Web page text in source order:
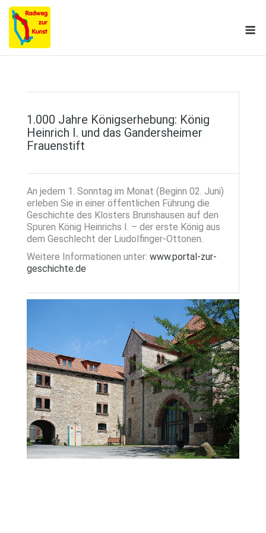
Skip
content
1.000 Jahre Königserhebung: König
Heinrich I. und das Gandersheimer
Frauenstift
An jedem 1. Sonntag im Monat (Beginn 02. Juni)
erleben Sie in einer öffentlichen Führung die
Geschichte des Klosters Brunshausen auf den
Spuren König Heinrichs I. – der erste König aus
dem Geschlecht der Liudolfinger-Ottonen.
Weitere Informationen unter: www.portal-zur-
geschichte.de